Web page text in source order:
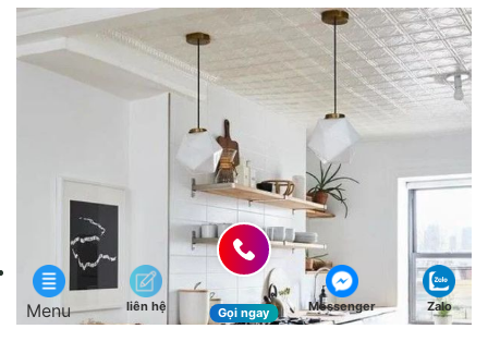
Menu liên hệ Gọi ngay Messenger Zalo